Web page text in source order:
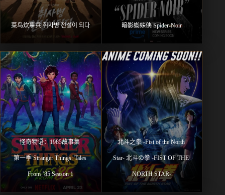
菜鸟炊事兵 취사병 전설이 되다 暗影蜘蛛侠 Spider-Noir
怪奇物语：1985故事集
第一季 Stranger Things: Tales
From ’85 Season 1
北⽃之拳 -Fist of the North
Star- 北斗の拳 -FIST OF THE
NORTH STAR-